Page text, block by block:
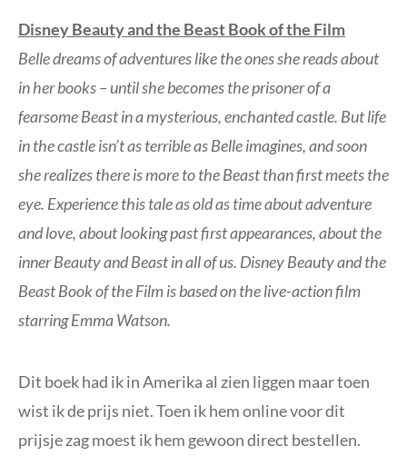
Disney Beauty and the Beast Book of the Film
Belle dreams of adventures like the ones she reads about
in her books – until she becomes the prisoner of a
fearsome Beast in a mysterious, enchanted castle. But life
in the castle isn’t as terrible as Belle imagines, and soon
she realizes there is more to the Beast than first meets the
eye. Experience this tale as old as time about adventure
and love, about looking past first appearances, about the
inner Beauty and Beast in all of us. Disney Beauty and the
Beast Book of the Film is based on the live-action film
starring Emma Watson.
Dit boek had ik in Amerika al zien liggen maar toen
wist ik de prijs niet. Toen ik hem online voor dit
prijsje zag moest ik hem gewoon direct bestellen.